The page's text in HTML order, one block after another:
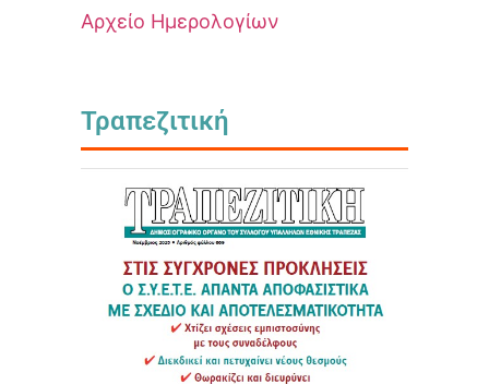
Αρχείο Ημερολογίων
Τραπεζιτική